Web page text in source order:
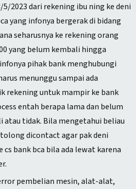
2023 dari rekening ibu ning ke deni
yang infonya bergerak di bidang
seharusnya ke rekening orang
yang belum kembali hingga
pihak bank menghubungi
menunggu sampai ada
rekening untuk mampir ke bank
entah berapa lama dan belum
atau tidak. Bila mengetahui beliau
dicontact agar pak deni
bank bca bila ada lewat karena
pembelian mesin, alat-alat,